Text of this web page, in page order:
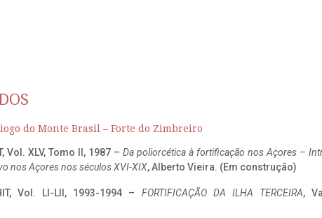
do Monte Brasil – Forte do Zimbreiro
Vol. XLV, Tomo II, 1987 – Da poliorcética à fortificação nos Açores –
nos Açores nos séculos XVI-XIX, Alberto Vieira. (Em construção)
Vol. LI-LII, 1993-1994 – FORTIFICAÇÃO DA ILHA TERCEIRA,